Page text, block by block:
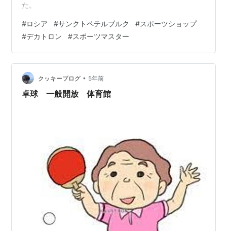
た。
#ロシア #サンクトペテルブルク #スポーツショップ
#デカトロン #スポーツマスター
クッキーブログ • 5年前
卓球 一般開放 体育館